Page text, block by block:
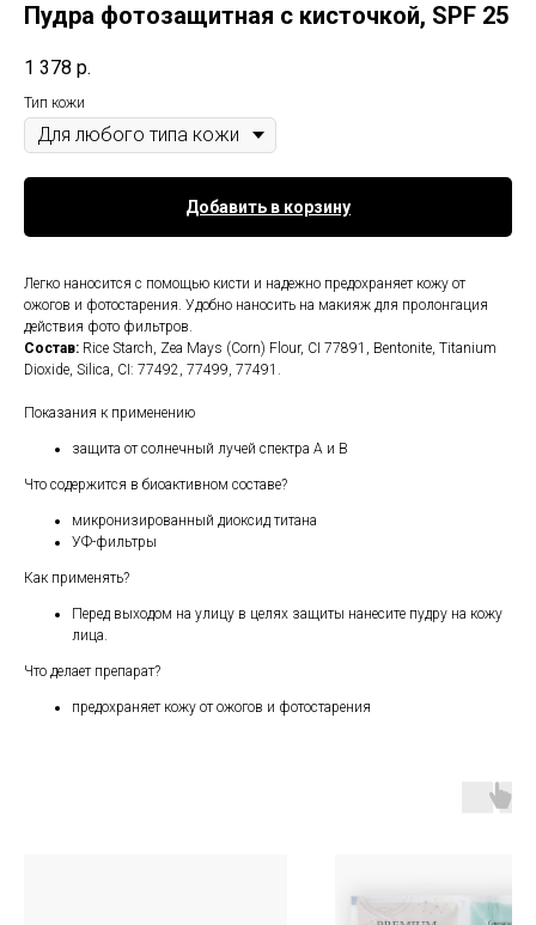
Пудра фотозащитная с кисточкой, SPF 25
1 378 р.
Тип кожи
Добавить в корзину
Легко наносится с помощью кисти и надежно предохраняет кожу от
ожогов и фотостарения. Удобно наносить на макияж для пролонгация
действия фото фильтров.
Состав: Rice Starch, Zea Mays (Corn) Flour, CI 77891, Bentonite, Titanium
Dioxide, Silica, CI: 77492, 77499, 77491.
Показания к применению
защита от солнечный лучей спектра А и В
Что содержится в биоактивном составе?
микронизированный диоксид титана
УФ-фильтры
Как применять?
Перед выходом на улицу в целях защиты нанесите пудру на кожу
лица.
Что делает препарат?
предохраняет кожу от ожогов и фотостарения